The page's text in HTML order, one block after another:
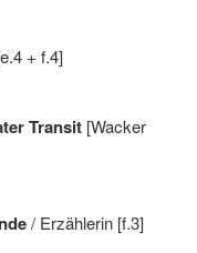
+ f.4]
Transit [Wacker
/ Erzählerin [f.3]